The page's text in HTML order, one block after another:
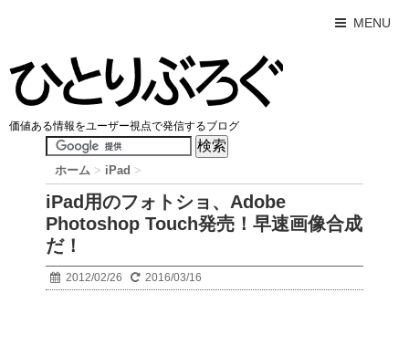
MENU
価値ある情報をユーザー視点で発信するブログ
ホーム > iPad >
iPad用のフォトショ、Adobe
Photoshop Touch発売！早速画像合成
だ！
2012/02/26 2016/03/16